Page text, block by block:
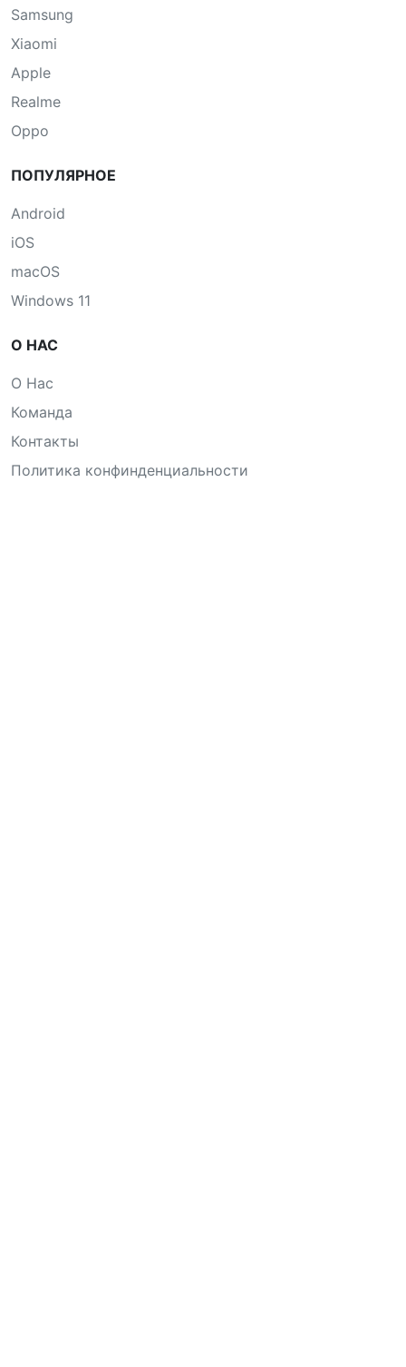
Samsung
Xiaomi
Apple
Realme
Oppo
ПОПУЛЯРНОЕ
Android
iOS
macOS
Windows 11
О НАС
О Нас
Команда
Контакты
Политика конфинденциальности